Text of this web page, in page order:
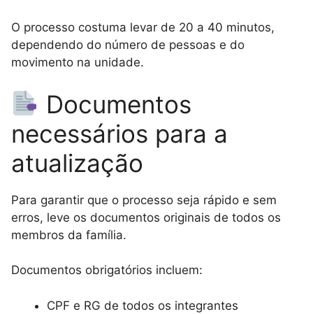
O processo costuma levar de 20 a 40 minutos,
dependendo do número de pessoas e do
movimento na unidade.
Documentos
necessários para a
atualização
Para garantir que o processo seja rápido e sem
erros, leve os documentos originais de todos os
membros da família.
Documentos obrigatórios incluem:
CPF e RG de todos os integrantes